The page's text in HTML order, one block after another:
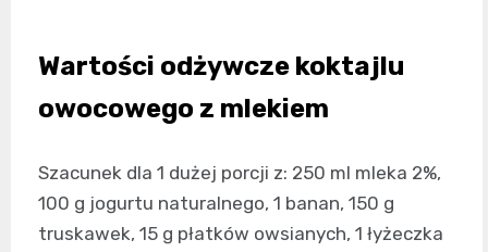
Wartości odżywcze koktajlu
owocowego z mlekiem
Szacunek dla 1 dużej porcji z: 250 ml mleka 2%,
100 g jogurtu naturalnego, 1 banan, 150 g
truskawek, 15 g płatków owsianych, 1 łyżeczka